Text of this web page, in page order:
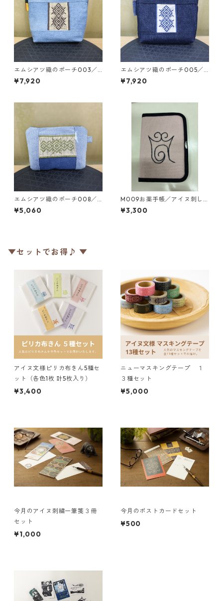
エムシアツ織のポーチ003／
作：アイヌ工芸作家 平田早
苗 2024ハンドメイド作品
¥7,920
エムシアツ織のポーチ005／
作：アイヌ工芸作家 平田早
苗 2024ハンドメイド作品
¥7,920
エムシアツ織のポーチ008／
作：アイヌ工芸作家 平田早
苗 2024ハンドメイド作品
¥5,060
M009お薬手帳／アイヌ刺し
ゅう入りお薬手帳（文様デザ
インは津田命子氏）
¥3,300
▼セットでお得♪ ▼
アイヌ文様ピリカ布きん5種セ
ット（各色1枚 計5枚入り）
¥3,400
ニューマスキングテープ １
３種セット
¥5,000
今月のアイヌ刺繍一筆箋３冊
セット
¥1,000
今月のポストカードセット
¥500